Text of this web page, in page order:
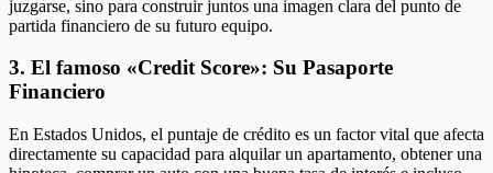
juzgarse, sino para construir juntos una imagen clara del punto de
partida financiero de su futuro equipo.
3. El famoso «Credit Score»: Su Pasaporte
Financiero
En Estados Unidos, el puntaje de crédito es un factor vital que afecta
directamente su capacidad para alquilar un apartamento, obtener una